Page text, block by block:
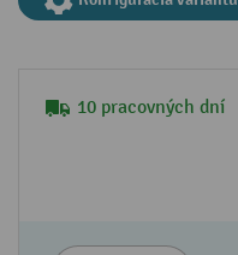
10 pracovných dní